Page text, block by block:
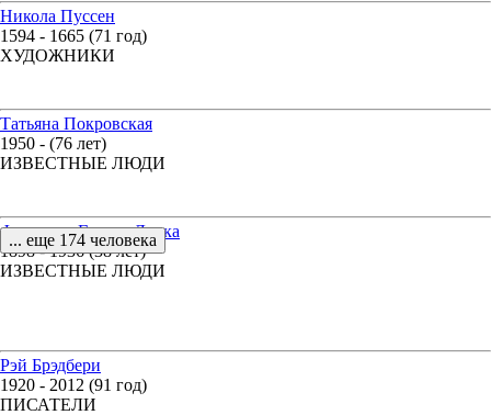
Никола Пуссен
1594 - 1665 (71 год)
ХУДОЖНИКИ
Татьяна Покровская
1950 - (76 лет)
ИЗВЕСТНЫЕ ЛЮДИ
Федерико Гарсиа Лорка
1898 - 1936 (38 лет)
ИЗВЕСТНЫЕ ЛЮДИ
... еще 174 человека
Рэй Брэдбери
1920 - 2012 (91 год)
ПИСАТЕЛИ